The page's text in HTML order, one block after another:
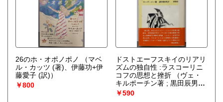
26のホ・オポノポノ
（マベ
ル・カッツ (著)、伊藤功+伊
藤愛子 (訳)）
￥800
ドストエーフスキイのリアリ
ズムの独自性 :ラスコーリニ
コフの思想と挫折
（ヴェ・
キルポーチン著 ; 黒田辰男
訳）
￥590